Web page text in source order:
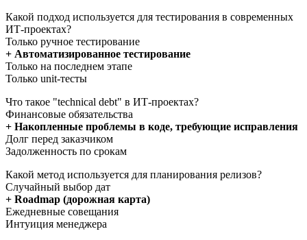
Какой подход используется для тестирования в современных
ИТ-проектах?
Только ручное тестирование
+ Автоматизированное тестирование
Только на последнем этапе
Только unit-тесты
Что такое "technical debt" в ИТ-проектах?
Финансовые обязательства
+ Накопленные проблемы в коде, требующие исправления
Долг перед заказчиком
Задолженность по срокам
Какой метод используется для планирования релизов?
Случайный выбор дат
+ Roadmap (дорожная карта)
Ежедневные совещания
Интуиция менеджера